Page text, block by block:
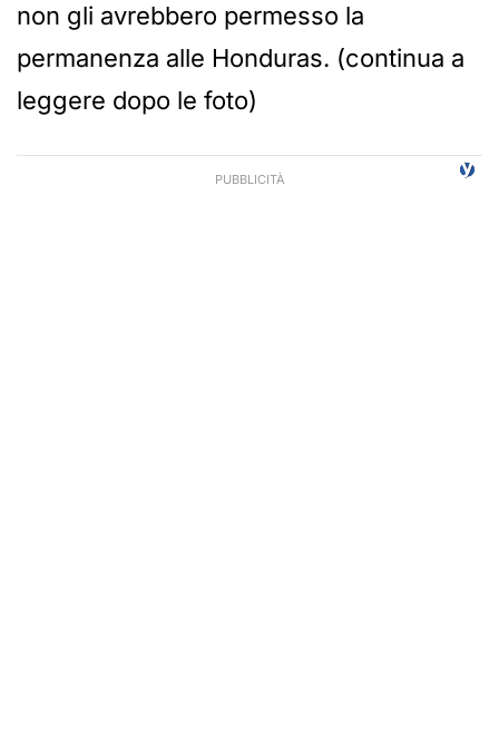
non gli avrebbero permesso la
permanenza alle Honduras. (continua a
leggere dopo le foto)